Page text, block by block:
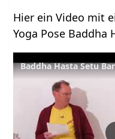
Hier ein Video mit
Yoga Pose Baddha
Baddha Hasta Setu